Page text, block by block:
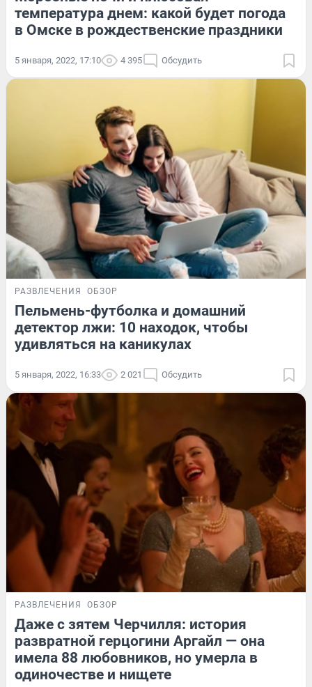
температура днем: какой будет погода
в Омске в рождественские праздники
5 января, 2022, 17:10 4 395 Обсудить
РАЗВЛЕЧЕНИЯ ОБЗОР
Пельмень-футболка и домашний
детектор лжи: 10 находок, чтобы
удивляться на каникулах
5 января, 2022, 16:33 2 021 Обсудить
РАЗВЛЕЧЕНИЯ ОБЗОР
Даже с зятем Черчилля: история
развратной герцогини Аргайл — она
имела 88 любовников, но умерла в
одиночестве и нищете